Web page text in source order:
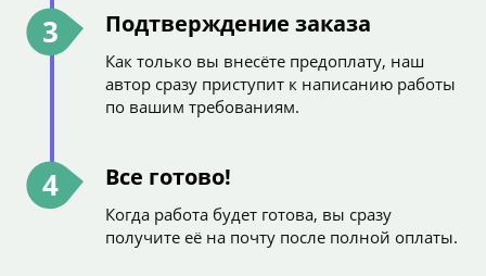
3 Подтверждение заказа
Как только вы внесёте предоплату, наш
автор сразу приступит к написанию работы
по вашим требованиям.
4 Все готово!
Когда работа будет готова, вы сразу
получите её на почту после полной оплаты.